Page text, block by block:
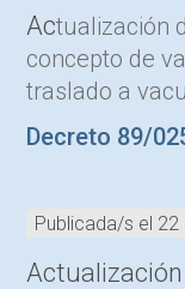
Actualización
concepto de
traslado a
Decreto 89/
Publicada/s el